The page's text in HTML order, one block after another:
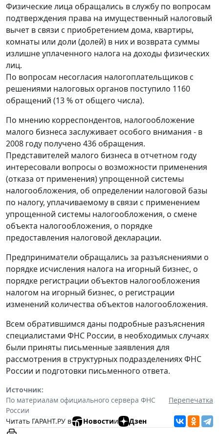
Физические лица обращались в службу по вопросам
подтверждения права на имущественный налоговый
вычет в связи с приобретением дома, квартиры,
комнаты или доли (долей) в них и возврата суммы
излишне уплаченного налога на доходы физических
лиц.
По вопросам несогласия налогоплательщиков с
решениями налоговых органов поступило 1160
обращений (13 % от общего числа).
По мнению корреспондентов, налогообложение
малого бизнеса заслуживает особого внимания - в
2008 году получено 436 обращения.
Представителей малого бизнеса в отчетном году
интересовали вопросы о возможности применения
(отказа от применения) упрощенной системы
налогообложения, об определении налоговой базы
по налогу, уплачиваемому в связи с применением
упрощенной системы налогообложения, о смене
объекта налогообложения, о порядке
предоставления налоговой декларации.
Предприниматели обращались за разъяснениями о
порядке исчисления налога на игорный бизнес, о
порядке регистрации объектов налогообложения
налогом на игорный бизнес, о регистрации
изменений количества объектов налогообложения.
Всем обратившимся даны подробные разъяснения
специалистами ФНС России, в необходимых случаях
были приняты письменные заявления для
рассмотрения в структурных подразделениях ФНС
России и подготовки письменного ответа.
Источник:
По материалам официального сервера ФНС
России
Перепечатка
Читать ГАРАНТ.РУ в Новостии Дзен